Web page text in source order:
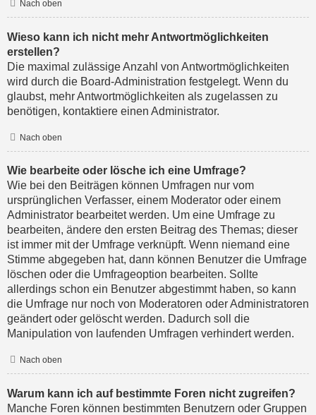
Nach oben
Wieso kann ich nicht mehr Antwortmöglichkeiten
erstellen?
Die maximal zulässige Anzahl von Antwortmöglichkeiten
wird durch die Board-Administration festgelegt. Wenn du
glaubst, mehr Antwortmöglichkeiten als zugelassen zu
benötigen, kontaktiere einen Administrator.
Nach oben
Wie bearbeite oder lösche ich eine Umfrage?
Wie bei den Beiträgen können Umfragen nur vom
ursprünglichen Verfasser, einem Moderator oder einem
Administrator bearbeitet werden. Um eine Umfrage zu
bearbeiten, ändere den ersten Beitrag des Themas; dieser
ist immer mit der Umfrage verknüpft. Wenn niemand eine
Stimme abgegeben hat, dann können Benutzer die Umfrage
löschen oder die Umfrageoption bearbeiten. Sollte
allerdings schon ein Benutzer abgestimmt haben, so kann
die Umfrage nur noch von Moderatoren oder Administratoren
geändert oder gelöscht werden. Dadurch soll die
Manipulation von laufenden Umfragen verhindert werden.
Nach oben
Warum kann ich auf bestimmte Foren nicht zugreifen?
Manche Foren können bestimmten Benutzern oder Gruppen